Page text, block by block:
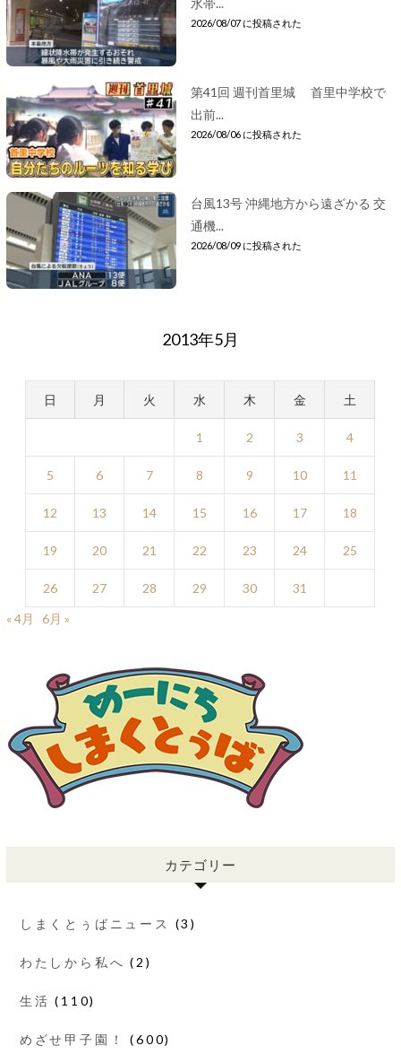
2026/08/07 に投稿された
第41回 週刊首里城 首里中学校で
出前...
2026/08/06 に投稿された
台風13号 沖縄地方から遠ざかる 交
通機...
2026/08/09 に投稿された
2013年5月
日 月 火 水 木 金 土
1 2 3 4
5 6 7 8 9 10 11
12 13 14 15 16 17 18
19 20 21 22 23 24 25
26 27 28 29 30
31
« 4月
6月 »
カテゴリー
しまくとぅばニュース (3)
わたしから私へ (2)
生活 (110)
めざせ甲子園！ (600)